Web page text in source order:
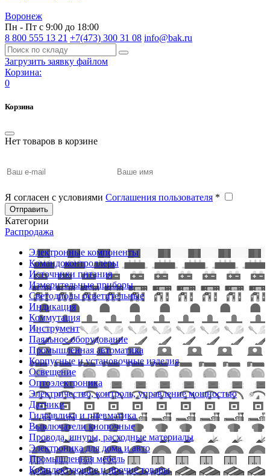
Воронеж
Пн - Пт с 9:00 до 18:00
8 800 555 13 21 +7(473) 300 31 08 info@bak.ru
Загрузить заявку файлом
Корзина:
0
Корзина
Нет товаров в корзине
Я согласен с условиями Соглашения пользователя *
Отправить
Категории
Распродажа
Электронные компоненты
Командоконтроллеры
Источники питания
Измерительные приборы
Светодиоды осветительные
Индикация
Коммутация
Инструмент
Паяльное оборудование
Промышленная автоматика
Корпусные и установочные изделия
Освещение
Оптоэлектроника
Электричество, контроль, управление мощностью
Датчики
Гидравлика и пневматика
Выключатели кнопочные
Провода, шнуры, расходные материалы
Электроника для дома и авто
Промышленная мебель
Комплектующие и прочие товары